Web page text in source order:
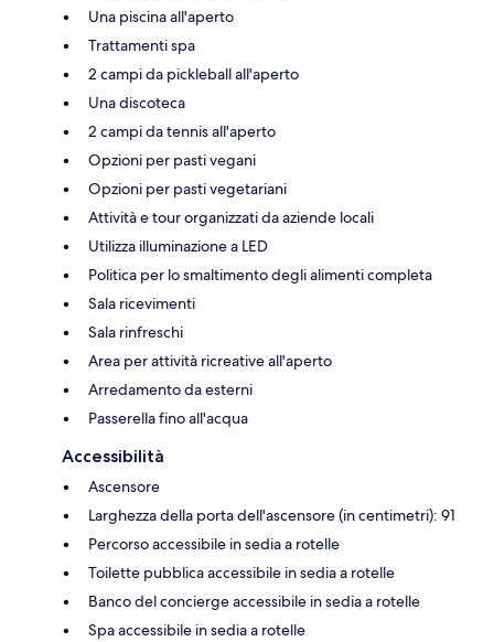
Una piscina all'aperto
Trattamenti spa
2 campi da pickleball all'aperto
Una discoteca
2 campi da tennis all'aperto
Opzioni per pasti vegani
Opzioni per pasti vegetariani
Attività e tour organizzati da aziende locali
Utilizza illuminazione a LED
Politica per lo smaltimento degli alimenti completa
Sala ricevimenti
Sala rinfreschi
Area per attività ricreative all'aperto
Arredamento da esterni
Passerella fino all'acqua
Accessibilità
Ascensore
Larghezza della porta dell'ascensore (in centimetri): 91
Percorso accessibile in sedia a rotelle
Toilette pubblica accessibile in sedia a rotelle
Banco del concierge accessibile in sedia a rotelle
Spa accessibile in sedia a rotelle